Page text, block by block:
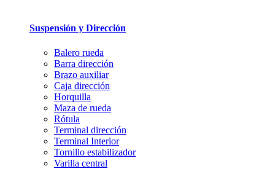
Suspensión y Dirección
Balero rueda
Barra dirección
Brazo auxiliar
Caja dirección
Horquilla
Maza de rueda
Rótula
Terminal dirección
Terminal Interior
Tornillo estabilizador
Varilla central